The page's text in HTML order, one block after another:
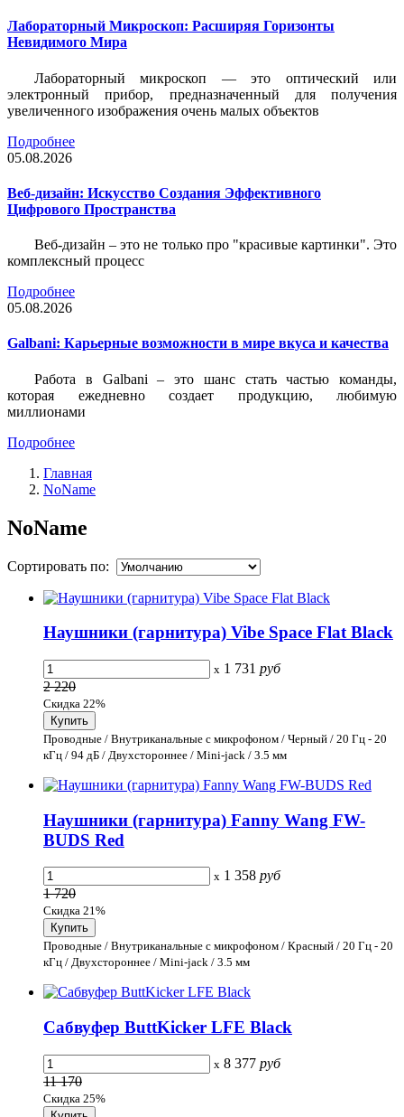
Лабораторный Микроскоп: Расширяя Горизонты
Невидимого Мира
Лабораторный микроскоп — это оптический или
электронный прибор, предназначенный для получения
увеличенного изображения очень малых объектов
Подробнее
05.08.2026
Веб-дизайн: Искусство Создания Эффективного
Цифрового Пространства
Веб-дизайн – это не только про "красивые картинки". Это
комплексный процесс
Подробнее
05.08.2026
Galbani: Карьерные возможности в мире вкуса и качества
Работа в Galbani – это шанс стать частью команды,
которая ежедневно создает продукцию, любимую
миллионами
Подробнее
Главная
NoName
NoName
Сортировать по:
Наушники (гарнитура) Vibe Space Flat Black
x 1 731 руб
2 220
Скидка 22%
Проводные / Внутриканальные с микрофоном / Черный / 20 Гц - 20
кГц / 94 дБ / Двухстороннее / Mini-jack / 3.5 мм
Наушники (гарнитура) Fanny Wang FW-
BUDS Red
x 1 358 руб
1 720
Скидка 21%
Проводные / Внутриканальные с микрофоном / Красный / 20 Гц - 20
кГц / Двухстороннее / Mini-jack / 3.5 мм
Сабвуфер ButtKicker LFE Black
x 8 377 руб
11 170
Скидка 25%